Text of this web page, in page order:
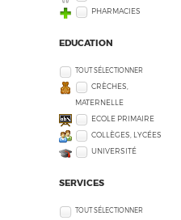
PHARMACIES
EDUCATION
TOUT SÉLECTIONNER
CRÈCHES,
MATERNELLE
ECOLE PRIMAIRE
COLLÈGES, LYCÉES
UNIVERSITÉ
SERVICES
TOUT SÉLECTIONNER